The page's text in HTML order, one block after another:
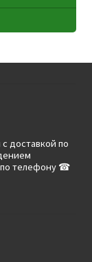
доставкой по
по телефону ☎